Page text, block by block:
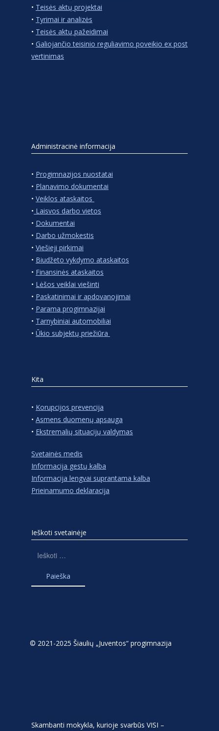
• Teisės aktų projektai
• Tyrimai ir analizės
• Teisės aktų pažeidimai
• Galiojančio teisinio reguliavimo poveikio ex post
vertinimas
Administracinė informacija
• Progimnazijos nuostatai
• Planavimo dokumentai
• Veiklos ataskaitos
• Laisvos darbo vietos
• Dokumentai
• Darbo užmokestis
• Viešieji pirkimai
• Biudžeto vykdymo ataskaitos
• Finansinės ataskaitos
• Lėšos veiklai viešinti
• Paskatinimai ir apdovanojimai
• Parama progimnazijai
• Tarnybiniai automobiliai
• Ūkio subjektų priežiūra
Kita
• Korupcijos prevencija
• Asmens duomenų apsauga
• Ekstremalių situacijų valdymas
Svetainės medis
Informacija gestų kalba
Informacija lengvai suprantama kalba
Prieinamumo deklaracija
Ieškoti svetainėje
© 2021-2025 Šiaulių „Juventos“ progimnazija
Skambanti mokykla, kurioje svarbūs VISI –